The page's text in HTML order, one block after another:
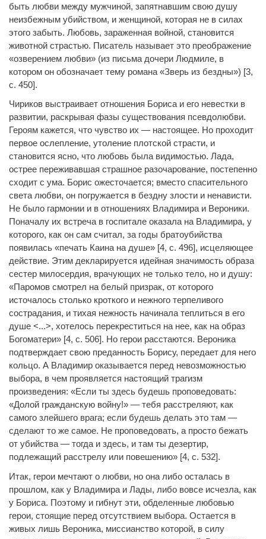
быть любви между мужчиной, запятнавшим свою душу
неизбежным убийством, и женщиной, которая не в силах
этого забыть. Любовь, зараженная войной, становится
животной страстью. Писатель называет это преображение
«озверением любви» (из письма дочери Людмиле, в
котором он обозначает тему романа «Зверь из бездны») [3,
с. 450].
Чириков выстраивает отношения Бориса и его невестки в
развитии, раскрывая фазы существования псевдолюбви.
Героям кажется, что чувство их — настоящее. Но проходит
первое ослепление, утоление плотской страсти, и
становится ясно, что любовь была видимостью. Лада,
острее переживавшая страшное разочарование, постепенно
сходит с ума. Борис ожесточается; вместо спасительного
света любви, он погружается в бездну злости и ненависти.
Не было гармонии и в отношениях Владимира и Вероники.
Поначалу их встреча в госпитале оказала на Владимира, у
которого, как он сам считал, за годы братоубийства
появилась «печать Каина на душе» [4, с. 496], исцеляющее
действие. Этим декларируется идейная значимость образа
сестер милосердия, врачующих не только тело, но и душу:
«Паромов смотрел на белый призрак, от которого
источалось столько кроткого и нежного терпеливого
сострадания, и тихая нежность начинала теплиться в его
душе <...>, хотелось перекреститься на нее, как на образ
Богоматери» [4, с. 506]. Но герои расстаются. Вероника
подтверждает свою преданность Борису, передает для него
кольцо. А Владимир оказывается перед невозможностью
выбора, в чем проявляется настоящий трагизм
произведения: «Если ты здесь будешь проповедовать:
«Долой гражданскую войну!» — тебя расстреляют, как
самого злейшего врага; если будешь делать это там —
сделают то же самое. Не проповедовать, а просто бежать
от убийства — тогда и здесь, и там ты дезертир,
подлежащий расстрелу или повешению» [4, с. 532].
Итак, герои мечтают о любви, но она либо осталась в
прошлом, как у Владимира и Лады, либо вовсе исчезла, как
у Бориса. Поэтому и гибнут эти, обделенные любовью
герои, стоящие перед отсутствием выбора. Остается в
живых лишь Вероника, миссианство которой, в силу